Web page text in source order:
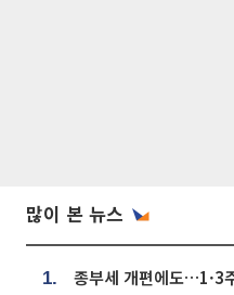
많이 본 뉴스
1.